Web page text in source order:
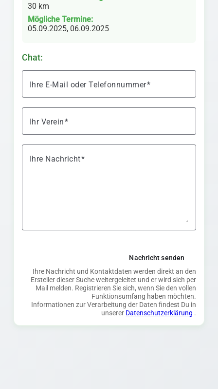
30 km
Mögliche Termine:
05.09.2025, 06.09.2025
Chat:
Ihre E-Mail oder Telefonnummer
Ihr Verein
Ihre Nachricht
Nachricht senden
Ihre Nachricht und Kontaktdaten werden direkt an den
Ersteller dieser Suche weitergeleitet und er wird sich per
Mail melden. Registrieren Sie sich, wenn Sie den vollen
Funktionsumfang haben möchten.
Informationen zur Verarbeitung der Daten findest Du in
unserer Datenschutzerklärung .